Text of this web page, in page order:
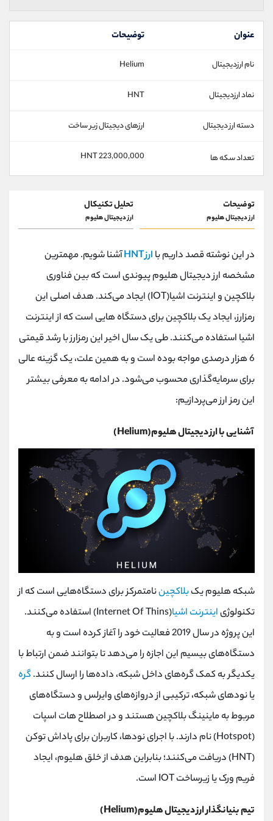
عنوان توضیحات
نام ارزدیجیتال Helium
نماد ارزدیجیتال HNT
دسته ارز دیجیتال ارزهای دیجیتال زیر ساخت
تعداد سکه ها 223,000,000 HNT
توضیحات
ارز دیجیتال هلیوم
تحلیل تکنیکال
ارز دیجیتال هلیوم
در این نوشته قصد داریم با ارز HNT
آشنا شویم. مهمترین
مشخصه ارز دیجیتال هلیوم پیوندی است که بین فناوری
بلاکچین و اینترنت اشیا(IOT) ایجاد می‌کند. هدف اصلی این
رمزارز، ایجاد یک بلاکچین برای دستگاه هایی است که از اینترنت
اشیا استفاده می‌کنند. طی یک سال اخیر این رمزارز با رشد قیمتی
6 هزار درصدی مواجه بوده است و به همین علت، یک گزینه عالی
برای سرمایه‌گذاری محسوب می‌شود. در ادامه به معرفی بیشتر
این رمز ارز می‌پردازیم:
آشنایی با ارز دیجیتال هلیوم(Helium)
شبکه هلیوم یکبلاکچیننامتمرکز برای دستگاه‌هایی است که از
تکنولوژیاینترنت اشیا
(Internet Of Thins) استفاده می‌کنند.
این پروژه در سال 2019 فعالیت خود را آغاز کرده است و به
دستگاه‌های بیسیم این اجازه را می‌دهد تا بتوانند ضمن ارتباط با
یکدیگر به کمک گره‌های داخل شبکه، داده‌ها را ارسال کنند.گره‌
یا نودهای شبکه، ترکیبی از دروازه‌های وایرلس و دستگاه‌های
مربوط به ماینینگ بلاکچین هستند و در اصطلاح هات اسپات
(Hotspot) نام دارند. با اجرای نودها، کاربران برای پاداش توکن
(HNT) دریافت می‌کنند؛ بنابراین هدف از خلق هلیوم، ایجاد
فریم ورک یا زیرساخت IOT است.
تیم بنیانگذار ارز دیجیتال هلیوم(Helium)